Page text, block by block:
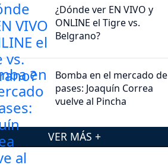
¿Dónde ver EN VIVO y
ONLINE el Tigre vs.
Belgrano?
Bomba en el mercado de
pases: Joaquín Correa
vuelve al Pincha
VER MÁS +